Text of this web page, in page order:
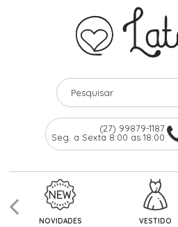
(27) 99879-1187
Seg. a Sexta 8:00 as 18:00
NOVIDADES VESTIDO